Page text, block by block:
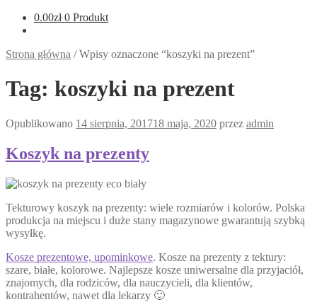
0.00zł 0 Produkt
Strona główna /Wpisy oznaczone “koszyki na prezent”
Tag: koszyki na prezent
Opublikowano 14 sierpnia, 201718 maja, 2020 przez admin
Koszyk na prezenty
Tekturowy koszyk na prezenty: wiele rozmiarów i kolorów. Polska
produkcja na miejscu i duże stany magazynowe gwarantują szybką
wysyłkę.
Kosze prezentowe, upominkowe. Kosze na prezenty z tektury:
szare, białe, kolorowe. Najlepsze kosze uniwersalne dla przyjaciół,
znajomych, dla rodziców, dla nauczycieli, dla klientów,
kontrahentów, nawet dla lekarzy 🙂